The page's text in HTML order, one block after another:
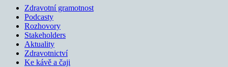
Zdravotní gramotnost
Podcasty
Rozhovory
Stakeholders
Aktuality
Zdravotnictví
Ke kávě a čaji